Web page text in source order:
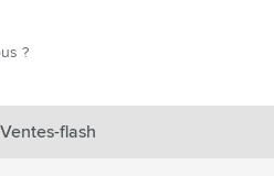
Ventes-flash